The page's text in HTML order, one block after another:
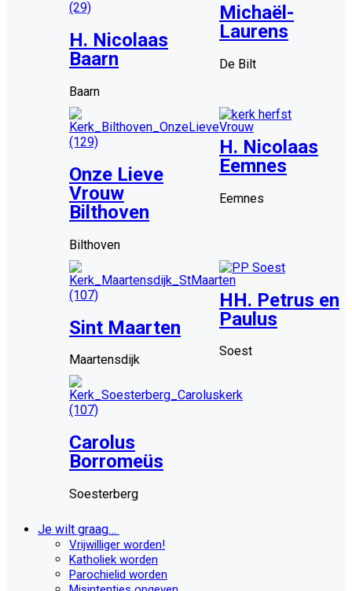
H. Nicolaas
Baarn
Baarn
Michaël-
Laurens
De Bilt
Onze Lieve
Vrouw
Bilthoven
Bilthoven
H. Nicolaas
Eemnes
Eemnes
Sint Maarten
Maartensdijk
HH. Petrus en
Paulus
Soest
Carolus
Borromeüs
Soesterberg
Je wilt graag…
Vrijwilliger worden!
Katholiek worden
Parochielid worden